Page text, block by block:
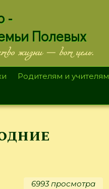
-
Полевых
жизни — вот цель.
Родителям и учителям
6993 просмотра